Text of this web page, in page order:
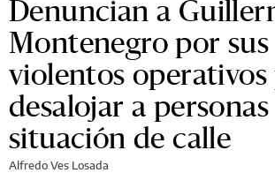
Denuncian a
Montenegro por sus
violentos operativos
desalojar a personas
situación de calle
Alfredo Ves Losada